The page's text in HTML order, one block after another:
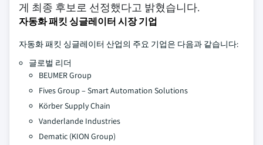
게 최종 후보로 선정했다고 밝혔습니다.
자동화 패킷 싱글레이터 시장 기업
자동화 패킷 싱글레이터 산업의 주요 기업은 다음과 같습니다:
글로벌 리더
BEUMER Group
Fives Group – Smart Automation Solutions
Körber Supply Chain
Vanderlande Industries
Dematic (KION Group)